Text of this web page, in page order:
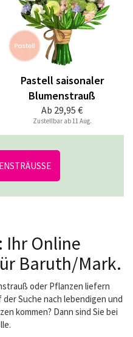
Ab 29,95 €
Pastell saisonaler
Blumenstrauß
Zustellbar ab 11 Aug.
Ihr Online
Baruth/Mark.
oder Pflanzen liefern
Suche nach lebendigen und
kommen? Dann sind Sie bei